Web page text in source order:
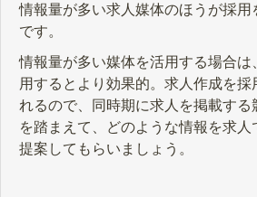
情報量が多い求人媒体のほうが採用
です。
情報量が多い媒体を活用する場合は
用するとより効果的。求人作成を採
れるので、同時期に求人を掲載する
を踏まえて、どのような情報を求
提案してもらいましょう。